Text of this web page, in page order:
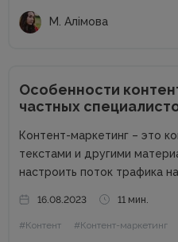
М. Алімова
Особенности
частных
Контент-маркетинг – это
текстами и другими
настроить поток трафика
маркетинге для компаний в
частным специалистам,
16.08.2023 11 мин.
#Контент #Контент-маркетинг